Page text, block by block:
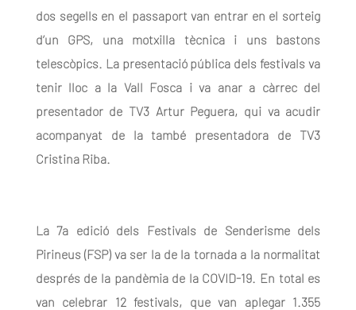
dos segells en el passaport van entrar en el sorteig
d’un GPS, una motxilla tècnica i uns bastons
telescòpics. La presentació pública dels festivals va
tenir lloc a la Vall Fosca i va anar a càrrec del
presentador de TV3 Artur Peguera, qui va acudir
acompanyat de la també presentadora de TV3
Cristina Riba.
La 7a edició dels Festivals de Senderisme dels
Pirineus (FSP) va ser la de la tornada a la normalitat
després de la pandèmia de la COVID-19. En total es
van celebrar 12 festivals, que van aplegar 1.355